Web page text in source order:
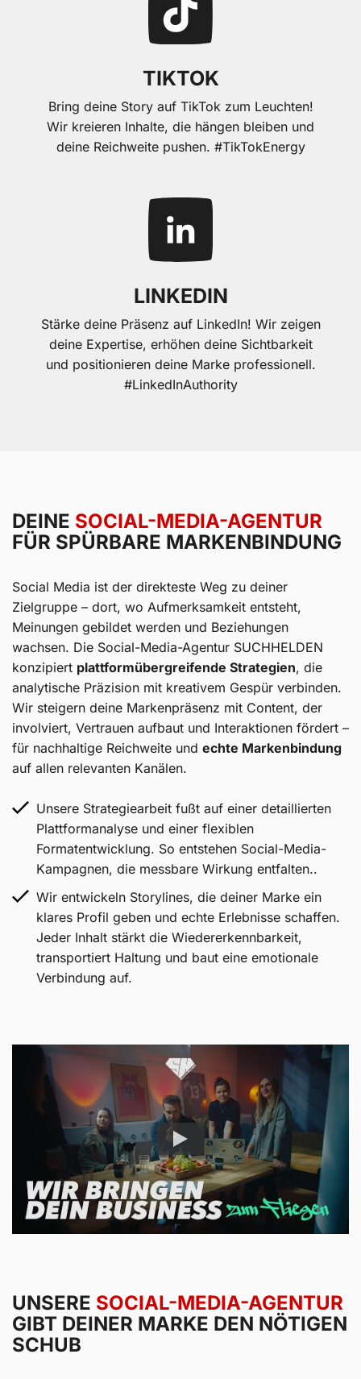
TIKTOK
Bring deine Story auf TikTok zum Leuchten!
Wir kreieren Inhalte, die hängen bleiben und
deine Reichweite pushen. #TikTokEnergy
LINKEDIN
Stärke deine Präsenz auf LinkedIn! Wir zeigen
deine Expertise, erhöhen deine Sichtbarkeit
und positionieren deine Marke professionell.
#LinkedInAuthority
DEINE SOCIAL-MEDIA-AGENTUR
FÜR SPÜRBARE MARKENBINDUNG
Social Media ist der direkteste Weg zu deiner
Zielgruppe – dort, wo Aufmerksamkeit entsteht,
Meinungen gebildet werden und Beziehungen
wachsen. Die Social-Media-Agentur SUCHHELDEN
konzipiert plattformübergreifende Strategien, die
analytische Präzision mit kreativem Gespür verbinden.
Wir steigern deine Markenpräsenz mit Content, der
involviert, Vertrauen aufbaut und Interaktionen fördert –
für nachhaltige Reichweite und echte Markenbindung
auf allen relevanten Kanälen.
Unsere Strategiearbeit fußt auf einer detaillierten
Plattformanalyse und einer flexiblen
Formatentwicklung. So entstehen Social-Media-
Kampagnen, die messbare Wirkung entfalten..
Wir entwickeln Storylines, die deiner Marke ein
klares Profil geben und echte Erlebnisse schaffen.
Jeder Inhalt stärkt die Wiedererkennbarkeit,
transportiert Haltung und baut eine emotionale
Verbindung auf.
UNSERE SOCIAL-MEDIA-AGENTUR
GIBT DEINER MARKE DEN NÖTIGEN
SCHUB